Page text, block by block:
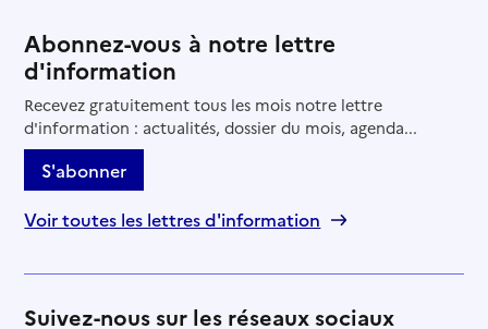
Abonnez-vous à notre lettre
d'information
Recevez gratuitement tous les mois notre lettre
d'information : actualités, dossier du mois, agenda...
S'abonner
Voir toutes les lettres d'information
Suivez-nous sur les réseaux sociaux